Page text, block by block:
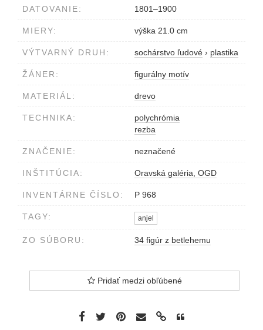
DATOVANIE: 1801–1900
MIERY: výška 21.0 cm
VÝTVARNÝ DRUH: sochárstvo ľudové › plastika
ŽÁNER: figurálny motív
MATERIÁL: drevo
TECHNIKA:
polychrómia
rezba
ZNAČENIE: neznačené
INŠTITÚCIA: Oravská galéria, OGD
INVENTÁRNE ČÍSLO: P 968
TAGY: anjel
ZO SÚBORU: 34 figúr z betlehemu
Pridať medzi obľúbené